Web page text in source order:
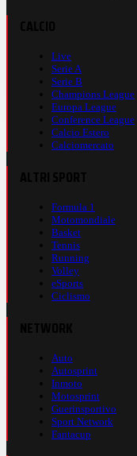
Live
Serie A
Serie B
Champions League
Europa League
Conference League
Calcio Estero
Calciomercato
Formula 1
Motomondiale
Basket
Tennis
Running
Volley
eSports
Ciclismo
Auto
Autosprint
Inmoto
Motosprint
Guerinsportivo
Sport Network
Fantacup